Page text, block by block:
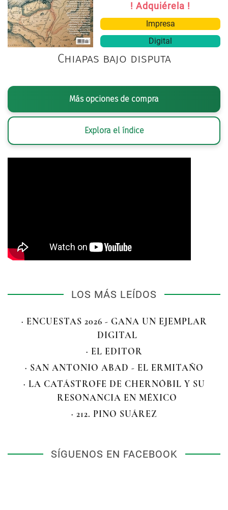
! Adquiérela !
Impresa
Digital
Chiapas bajo disputa
Más opciones de compra
Explora el índice
LOS MÁS LEÍDOS
· ENCUESTAS 2026 - GANA UN EJEMPLAR
DIGITAL
· EL EDITOR
· SAN ANTONIO ABAD - EL ERMITAÑO
· LA CATÁSTROFE DE CHERNÓBIL Y SU
RESONANCIA EN MÉXICO
· 212. PINO SUÁREZ
SÍGUENOS EN FACEBOOK